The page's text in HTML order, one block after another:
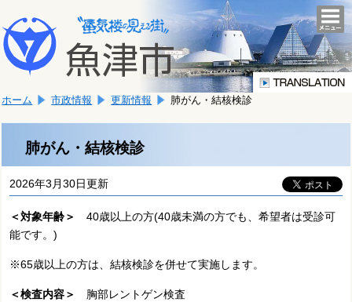
文
へ
移
ま
す。
こ
か
文
ホーム 市政情報 更新情報 肺がん・結核検診
肺がん・結核検診
2026年3月30日更新
＜対象年齢＞
40歳以上の方(40歳未満の方でも、希望者は受診可
能です。)
※65歳以上の方は、結核検診を併せて実施します。
＜検査内容＞ 胸部レントゲン検査